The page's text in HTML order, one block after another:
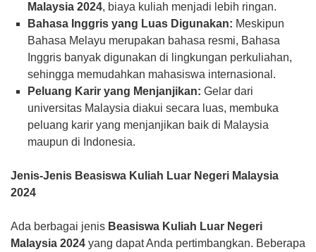
Malaysia 2024, biaya kuliah menjadi lebih ringan.
Bahasa Inggris yang Luas Digunakan: Meskipun
Bahasa Melayu merupakan bahasa resmi, Bahasa
Inggris banyak digunakan di lingkungan perkuliahan,
sehingga memudahkan mahasiswa internasional.
Peluang Karir yang Menjanjikan: Gelar dari
universitas Malaysia diakui secara luas, membuka
peluang karir yang menjanjikan baik di Malaysia
maupun di Indonesia.
Jenis-Jenis Beasiswa Kuliah Luar Negeri Malaysia
2024
Ada berbagai jenis Beasiswa Kuliah Luar Negeri
Malaysia 2024 yang dapat Anda pertimbangkan. Beberapa